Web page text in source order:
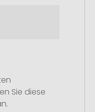
Sie diese